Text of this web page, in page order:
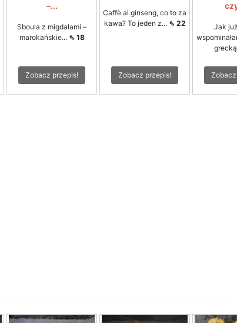
–...
Sboula z migdałami –
marokańskie... ⇖ 18
Zobacz przepis!
Caffè al ginseng, co to za
kawa? To jeden z... ⇖ 22
Zobacz przepis!
Jak